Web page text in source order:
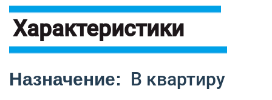
Характеристики
Назначение: В квартиру